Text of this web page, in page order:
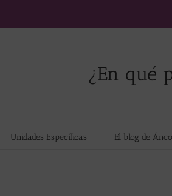
¿En qué
Unidades Específicas El blog de